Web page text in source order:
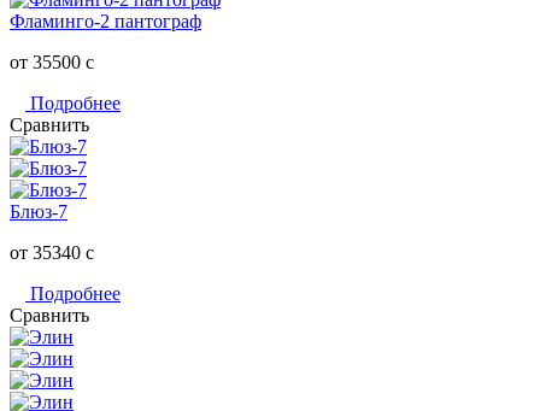
Фламинго-2 пантограф
от 35500 c
Подробнее
Сравнить
Блюз-7
от 35340 c
Подробнее
Сравнить